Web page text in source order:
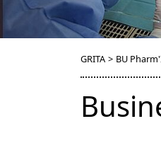
GRITA > BU